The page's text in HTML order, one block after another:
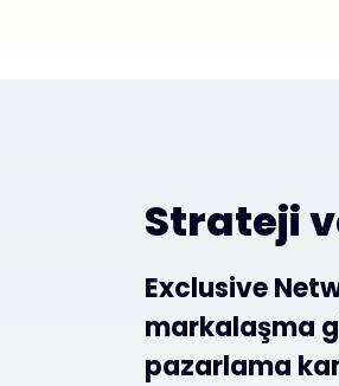
Strateji
Exclusive
markalaşma
pazarlama